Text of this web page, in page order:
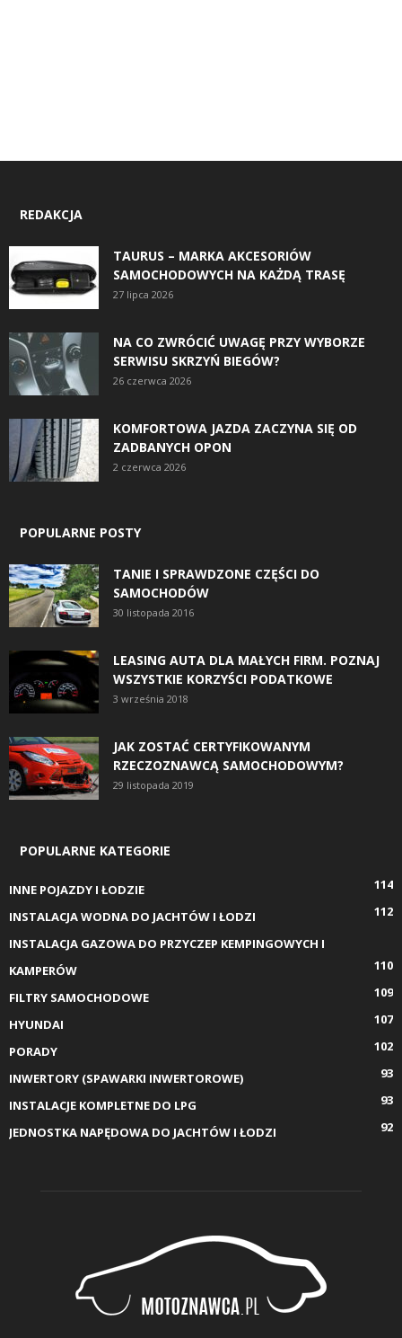
REDAKCJA
TAURUS – MARKA AKCESORIÓW
SAMOCHODOWYCH NA KAŻDĄ TRASĘ
27 lipca 2026
NA CO ZWRÓCIĆ UWAGĘ PRZY WYBORZE
SERWISU SKRZYŃ BIEGÓW?
26 czerwca 2026
KOMFORTOWA JAZDA ZACZYNA SIĘ OD
ZADBANYCH OPON
2 czerwca 2026
POPULARNE POSTY
TANIE I SPRAWDZONE CZĘŚCI DO
SAMOCHODÓW
30 listopada 2016
LEASING AUTA DLA MAŁYCH FIRM. POZNAJ
WSZYSTKIE KORZYŚCI PODATKOWE
3 września 2018
JAK ZOSTAĆ CERTYFIKOWANYM
RZECZOZNAWCĄ SAMOCHODOWYM?
29 listopada 2019
POPULARNE KATEGORIE
INNE POJAZDY I ŁODZIE
114
INSTALACJA WODNA DO JACHTÓW I ŁODZI
112
INSTALACJA GAZOWA DO PRZYCZEP KEMPINGOWYCH I
KAMPERÓW
110
FILTRY SAMOCHODOWE
109
HYUNDAI
107
PORADY
102
INWERTORY (SPAWARKI INWERTOROWE)
93
INSTALACJE KOMPLETNE DO LPG
93
JEDNOSTKA NAPĘDOWA DO JACHTÓW I ŁODZI
92